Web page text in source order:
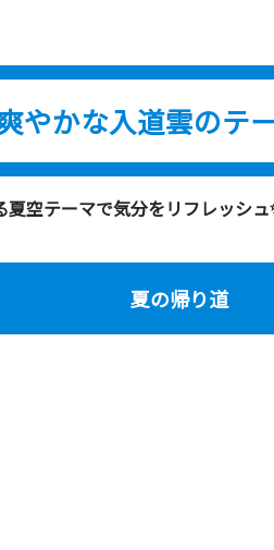
やかな入道雲のテ
空テーマで気分をリフレッシュ
夏の帰り道